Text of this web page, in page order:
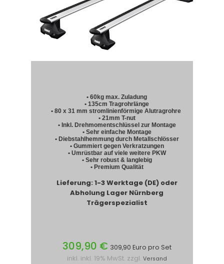
• 60kg max. Zuladung
• 135cm Tragrohrlänge
• 80 x 31 mm stromlinienförmige Alutragrohre
• 21mm T-nut
• Inkl. Drehmomentschlüssel zur Montage
• Sehr einfache Montage
• Diebstahlhemmung durch Metallschlösser
• Gummiert gegen Verkratzungen
• Umrüstbar auf viele weitere PKW
• Sehr robust & langlebig
• Premium Qualität
Lieferung: 1-3 Werktage (DE) oder
Abholung Lager Nürnberg
Trägerspezialist
309,90 € 309,90 Euro pro Set
inkl. inkl. 19% MwSt. zzgl. Versand